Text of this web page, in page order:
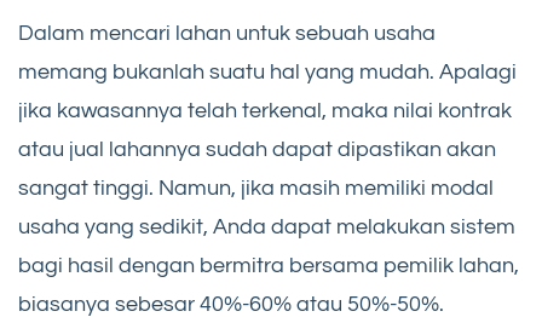
Dalam mencari lahan untuk sebuah usaha
memang bukanlah suatu hal yang mudah. Apalagi
jika kawasannya telah terkenal, maka nilai kontrak
atau jual lahannya sudah dapat dipastikan akan
sangat tinggi. Namun, jika masih memiliki modal
usaha yang sedikit, Anda dapat melakukan sistem
bagi hasil dengan bermitra bersama pemilik lahan,
biasanya sebesar 40%-60% atau 50%-50%.